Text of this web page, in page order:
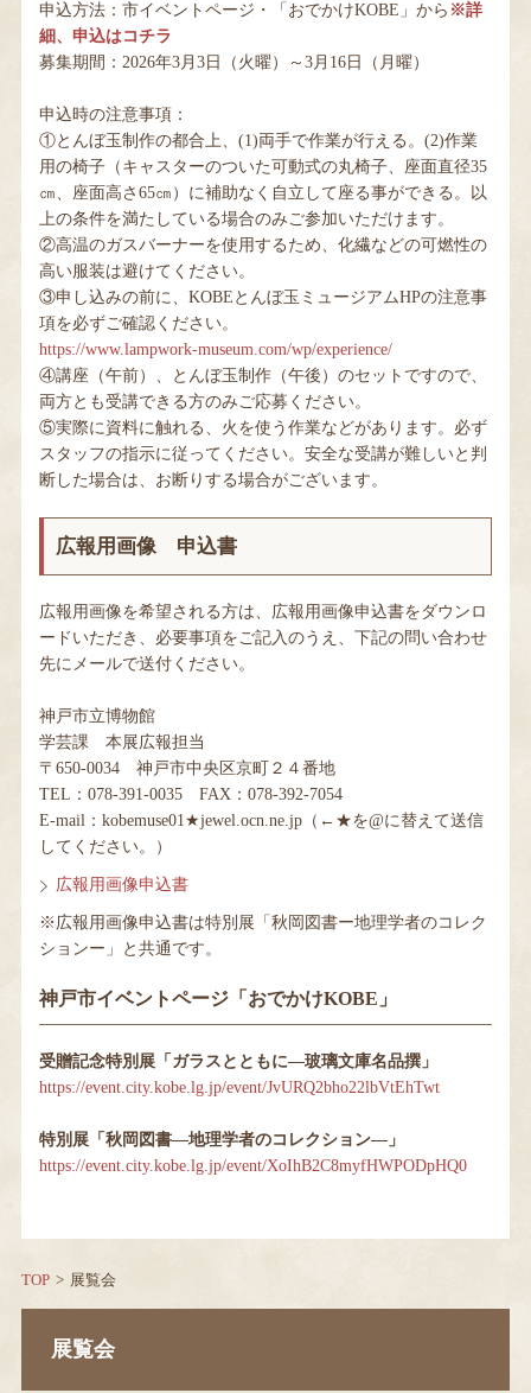
申込方法：市イベントページ・「おでかけKOBE」から ※詳
細、申込はコチラ
募集期間：2026年3月3日（火曜）～3月16日（月曜）
申込時の注意事項：
①とんぼ玉制作の都合上、(1)両手で作業が行える。(2)作業
用の椅子（キャスターのついた可動式の丸椅子、座面直径35
㎝、座面高さ65㎝）に補助なく自立して座る事ができる。以
上の条件を満たしている場合のみご参加いただけます。
②高温のガスバーナーを使用するため、化繊などの可燃性の
高い服装は避けてください。
③申し込みの前に、KOBEとんぼ玉ミュージアムHPの注意事
項を必ずご確認ください。
https://www.lampwork-museum.com/wp/experience/
④講座（午前）、とんぼ玉制作（午後）のセットですので、
両方とも受講できる方のみご応募ください。
⑤実際に資料に触れる、火を使う作業などがあります。必ず
スタッフの指示に従ってください。安全な受講が難しいと判
断した場合は、お断りする場合がございます。
広報用画像 申込書
広報用画像を希望される方は、広報用画像申込書をダウンロ
ードいただき、必要事項をご記入のうえ、下記の問い合わせ
先にメールで送付ください。
神戸市立博物館
学芸課 本展広報担当
〒650-0034 神戸市中央区京町２４番地
TEL：078-391-0035 FAX：078-392-7054
E-mail：kobemuse01★jewel.ocn.ne.jp（←★を@に替えて送信
してください。）
広報用画像申込書
※広報用画像申込書は特別展「秋岡図書ー地理学者のコレク
ションー」と共通です。
神戸市イベントページ「おでかけKOBE」
受贈記念特別展「ガラスとともに―玻璃文庫名品撰」
https://event.city.kobe.lg.jp/event/JvURQ2bho22lbVtEhTwt
特別展「秋岡図書―地理学者のコレクション―」
https://event.city.kobe.lg.jp/event/XoIhB2C8myfHWPODpHQ0
TOP 展覧会
展覧会